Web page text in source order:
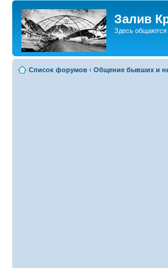
Залив
Здесь общаются
Список форумов ‹ Общение бывших и